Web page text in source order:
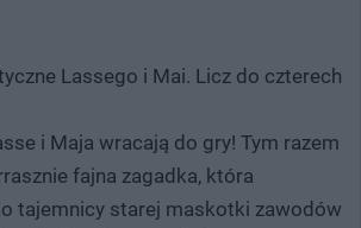
Lassego i Mai. Licz do czterech
i Maja wracają do gry! Tym razem
fajna zagadka, która
tajemnicy starej maskotki zawodów